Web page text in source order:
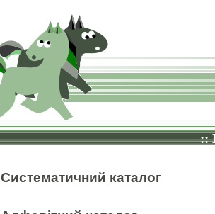
::
Систематичний каталог